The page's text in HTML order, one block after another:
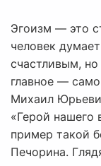
Эгоизм — это
человек
счастливым, но
главное —
Михаил
«Герой нашего
пример такой
Печорина.